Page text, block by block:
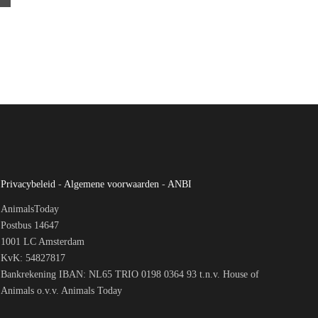
Privacybeleid - Algemene voorwaarden - ANBI
AnimalsToday
Postbus 14647
1001 LC Amsterdam
KvK: 54827817
Bankrekening IBAN: NL65 TRIO 0198 0364 93 t.n.v. House of
Animals o.v.v. Animals Today